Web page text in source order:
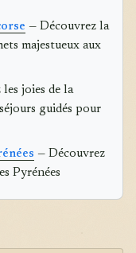
— Découvrez la
majestueux aux
joies de la
guidés pour
— Découvrez
Pyrénées